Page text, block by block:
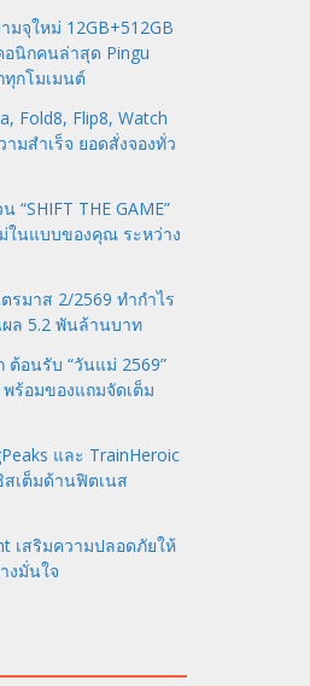
มจุใหม่ 12GB+512GB
นิกคนล่าสุด Pingu
ทุกโมเมนต์
Fold8, Flip8, Watch
มสำเร็จ ยอดสั่งจองทั่ว
THE GAME”
ในแบบของคุณ ระหว่าง
รมาส 2/2569 ทำกำไร
ล 5.2 พันล้านบาท
ต้อนรับ “วันแม่ 2569”
ร้อมของแถมจัดเต็ม
และ TrainHeroic
เต็มด้านฟิตเนส
เสริมความปลอดภัยให้
งมั่นใจ